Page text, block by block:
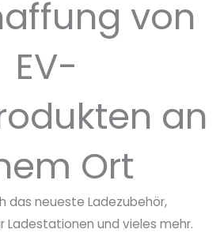
von
EV-
an
Ort
das neueste Ladezubehör,
Ladestationen und vieles mehr.